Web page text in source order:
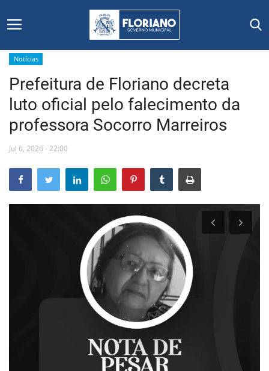
Início
Editais
Floriano
Secretarias e Órgãos
Mural de Licitações
Webmail
Notícias
Prefeitura de Floriano decreta
luto oficial pelo falecimento da
professora Socorro Marreiros
Jul 6, 2026 - 22:00